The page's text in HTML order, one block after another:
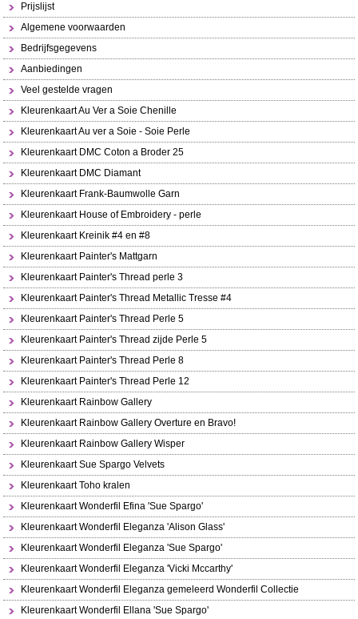
Prijslijst
Algemene voorwaarden
Bedrijfsgegevens
Aanbiedingen
Veel gestelde vragen
Kleurenkaart Au Ver a Soie Chenille
Kleurenkaart Au ver a Soie - Soie Perle
Kleurenkaart DMC Coton a Broder 25
Kleurenkaart DMC Diamant
Kleurenkaart Frank-Baumwolle Garn
Kleurenkaart House of Embroidery - perle
Kleurenkaart Kreinik #4 en #8
Kleurenkaart Painter's Mattgarn
Kleurenkaart Painter's Thread perle 3
Kleurenkaart Painter's Thread Metallic Tresse #4
Kleurenkaart Painter's Thread Perle 5
Kleurenkaart Painter's Thread zijde Perle 5
Kleurenkaart Painter's Thread Perle 8
Kleurenkaart Painter's Thread Perle 12
Kleurenkaart Rainbow Gallery
Kleurenkaart Rainbow Gallery Overture en Bravo!
Kleurenkaart Rainbow Gallery Wisper
Kleurenkaart Sue Spargo Velvets
Kleurenkaart Toho kralen
Kleurenkaart Wonderfil Efina 'Sue Spargo'
Kleurenkaart Wonderfil Eleganza 'Alison Glass'
Kleurenkaart Wonderfil Eleganza 'Sue Spargo'
Kleurenkaart Wonderfil Eleganza 'Vicki Mccarthy'
Kleurenkaart Wonderfil Eleganza gemeleerd Wonderfil Collectie
Kleurenkaart Wonderfil Ellana 'Sue Spargo'